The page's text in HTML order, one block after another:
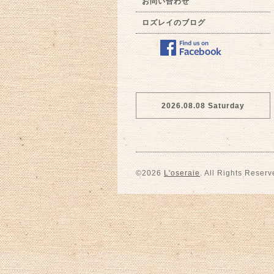
ロズレイのブログ
2026.08.08 Saturday
©2026 L'oseraie . All Rights